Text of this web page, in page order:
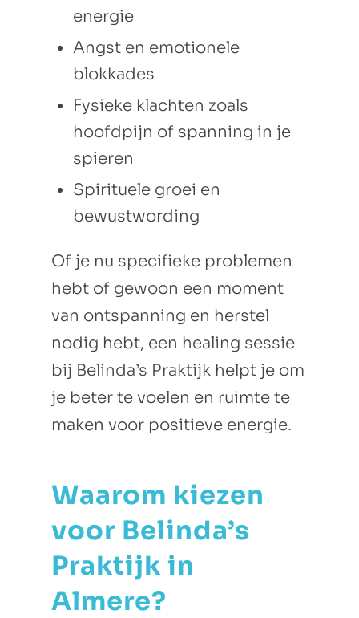
energie
Angst en emotionele
blokkades
Fysieke klachten zoals
hoofdpijn of spanning in je
spieren
Spirituele groei en
bewustwording
Of je nu specifieke problemen
hebt of gewoon een moment
van ontspanning en herstel
nodig hebt, een healing sessie
bij Belinda’s Praktijk helpt je om
je beter te voelen en ruimte te
maken voor positieve energie.
Waarom kiezen
voor Belinda’s
Praktijk in
Almere?